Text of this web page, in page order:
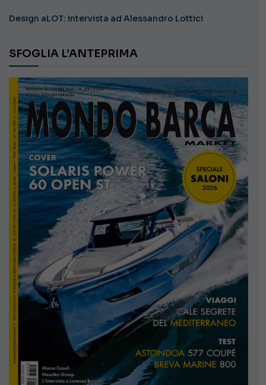
Design aLOT: intervista ad Alessandro Lottici
SFOGLIA L’ANTEPRIMA